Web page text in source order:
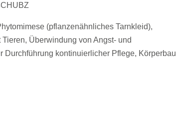
(pflanzenähnliches Tarnkleid),
Überwindung von Angst- und
Durchführung kontinuierlicher Pflege, Körperbau